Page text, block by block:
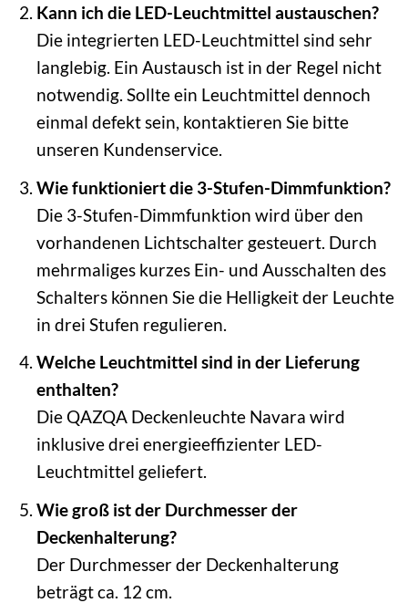
Kann ich die LED-Leuchtmittel austauschen?
Die integrierten LED-Leuchtmittel sind sehr
langlebig. Ein Austausch ist in der Regel nicht
notwendig. Sollte ein Leuchtmittel dennoch
einmal defekt sein, kontaktieren Sie bitte
unseren Kundenservice.
Wie funktioniert die 3-Stufen-Dimmfunktion?
Die 3-Stufen-Dimmfunktion wird über den
vorhandenen Lichtschalter gesteuert. Durch
mehrmaliges kurzes Ein- und Ausschalten des
Schalters können Sie die Helligkeit der Leuchte
in drei Stufen regulieren.
Welche Leuchtmittel sind in der Lieferung
enthalten?
Die QAZQA Deckenleuchte Navara wird
inklusive drei energieeffizienter LED-
Leuchtmittel geliefert.
Wie groß ist der Durchmesser der
Deckenhalterung?
Der Durchmesser der Deckenhalterung
beträgt ca. 12 cm.